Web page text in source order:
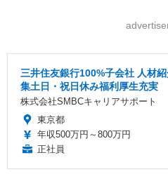
三井住友銀行100%子会社 人材
集土日・祝日休み福利厚生充実
株式会社SMBCキャリアサポート
東京都
年収500万円～800万円
正社員